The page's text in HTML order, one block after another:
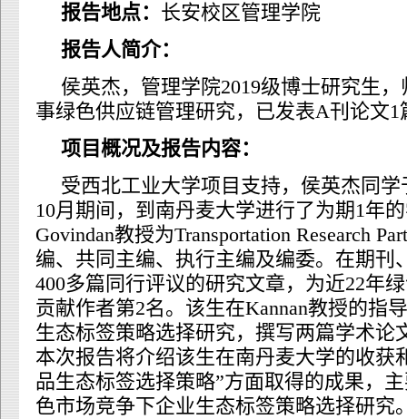
报告地点： 长安校区管理学院
报告人简介：
侯英杰，管理学院2019级博士研究生
事绿色供应链管理研究，已发表A刊论文1
项目概况及报告内容：
受西北工业大学项目支持，侯英杰同学
10月期间，到南丹麦大学进行了为期1年
Govindan教授为Transportation Research
编、共同主编、执行主编及编委。在期刊
400多篇同行评议的研究文章，为近22年
贡献作者第2名。该生在Kannan教授的指
生态标签策略选择研究，撰写两篇学术论
本次报告将介绍该生在南丹麦大学的收获
品生态标签选择策略”方面取得的成果，
色市场竞争下企业生态标签策略选择研究